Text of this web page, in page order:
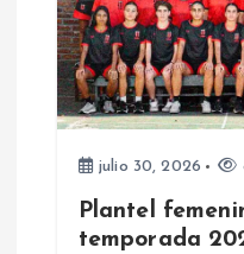
julio 30, 2026
Plantel
temporada